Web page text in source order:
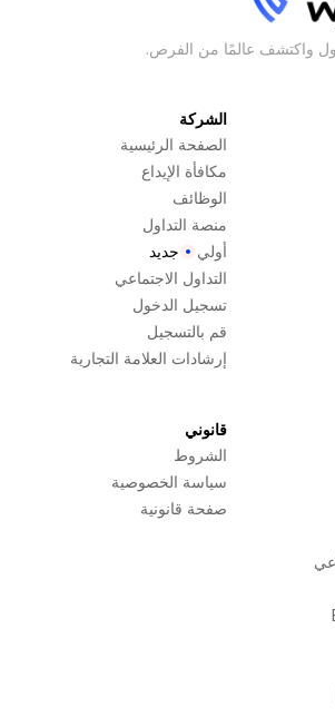
واكتشف عالمًا من الفرص.
الشركة
الصفحة الرئيسية
مكافأة الإيداع
الوظائف
منصة التداول
أولي
جديد
التداول الاجتماعي
تسجيل الدخول
قم بالتسجيل
إرشادات العلامة التجارية
قانوني
الشروط
سياسة الخصوصية
صفحة قانونية